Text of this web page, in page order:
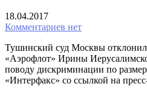
18.04.2017
Комментариев нет
Тушинский суд Москвы
«Аэрофлот» Ирины
поводу дискриминации по
«Интерфакс» со ссылкой на